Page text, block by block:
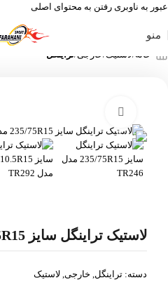
عبور به ناوبری رفتن به محتوای اصلی
منو
خانه لاستیک خارجی تراینگل
لاستیک تراینگل سایز 235/75R15 مدل TR246
دسته: تراینگل, خارجی, لاستیک